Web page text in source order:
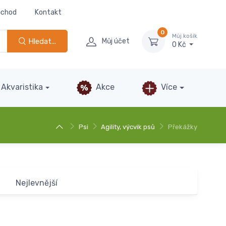
Kontakt
Hledat... Můj účet
0
Můj košík
0 Kč
Akvaristika Akce Více
Psi Agility, výcvik psů Překážky
Nejlevnější